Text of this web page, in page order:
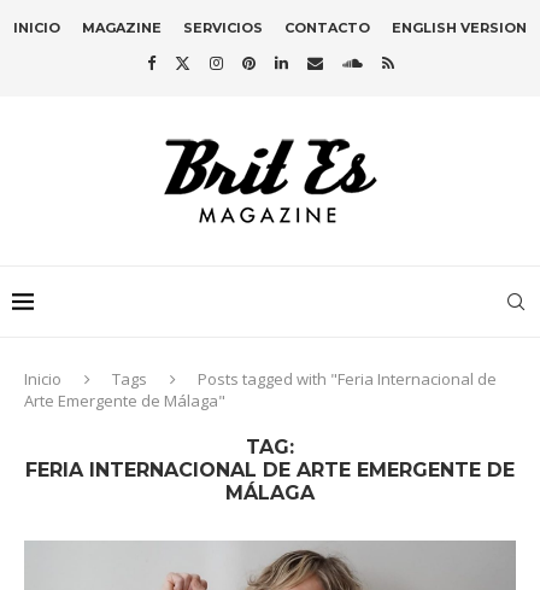
INICIO MAGAZINE SERVICIOS CONTACTO ENGLISH VERSION
Inicio Tags
Posts tagged with "Feria Internacional de
Arte Emergente de Málaga"
TAG:
FERIA INTERNACIONAL DE ARTE EMERGENTE DE
MÁLAGA